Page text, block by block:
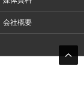
会社概要